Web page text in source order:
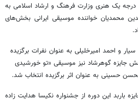
یک هنری وزارت فرهنگ و ارشاد اسلامی به
محمدیان خواننده موسیقی ایرانی بخش‌های
و احمد امیرخلیلی به عنوان نفرات برگزیده
جایزه گوهرشاد نیز موسیقی «تو خورشیدی
حسینی به عنوان اثر برگزیده انتخاب شد.
باربد این دوره از جشنواره نکیسا هدایت زاده